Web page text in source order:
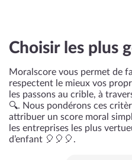
Choisir les plus
Moralscore vous permet de
respectent le mieux vos
les passons au crible, à
🔍. Nous pondérons ces
attribuer un score moral
les entreprises les plus
d’enfant 🎈🎈🎈.